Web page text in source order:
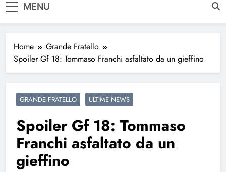
MENU
Home
Grande Fratello
Spoiler Gf 18: Tommaso Franchi asfaltato da un gieffino
GRANDE FRATELLO ULTIME NEWS
Spoiler Gf 18: Tommaso
Franchi asfaltato da un
gieffino